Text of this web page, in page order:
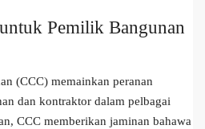
Pemilik Bangunan
(CCC) memainkan peranan
dan kontraktor dalam pelbagai
CCC memberikan jaminan bahawa